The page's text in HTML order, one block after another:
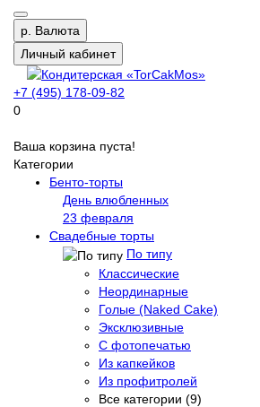
р. Валюта
Личный кабинет
+7 (495) 178-09-82
0
Ваша корзина пуста!
Категории
Бенто-торты
День влюбленных
23 февраля
Свадебные торты
По типу
Классические
Неординарные
Голые (Naked Cake)
Эксклюзивные
С фотопечатью
Из капкейков
Из профитролей
Все категории (9)